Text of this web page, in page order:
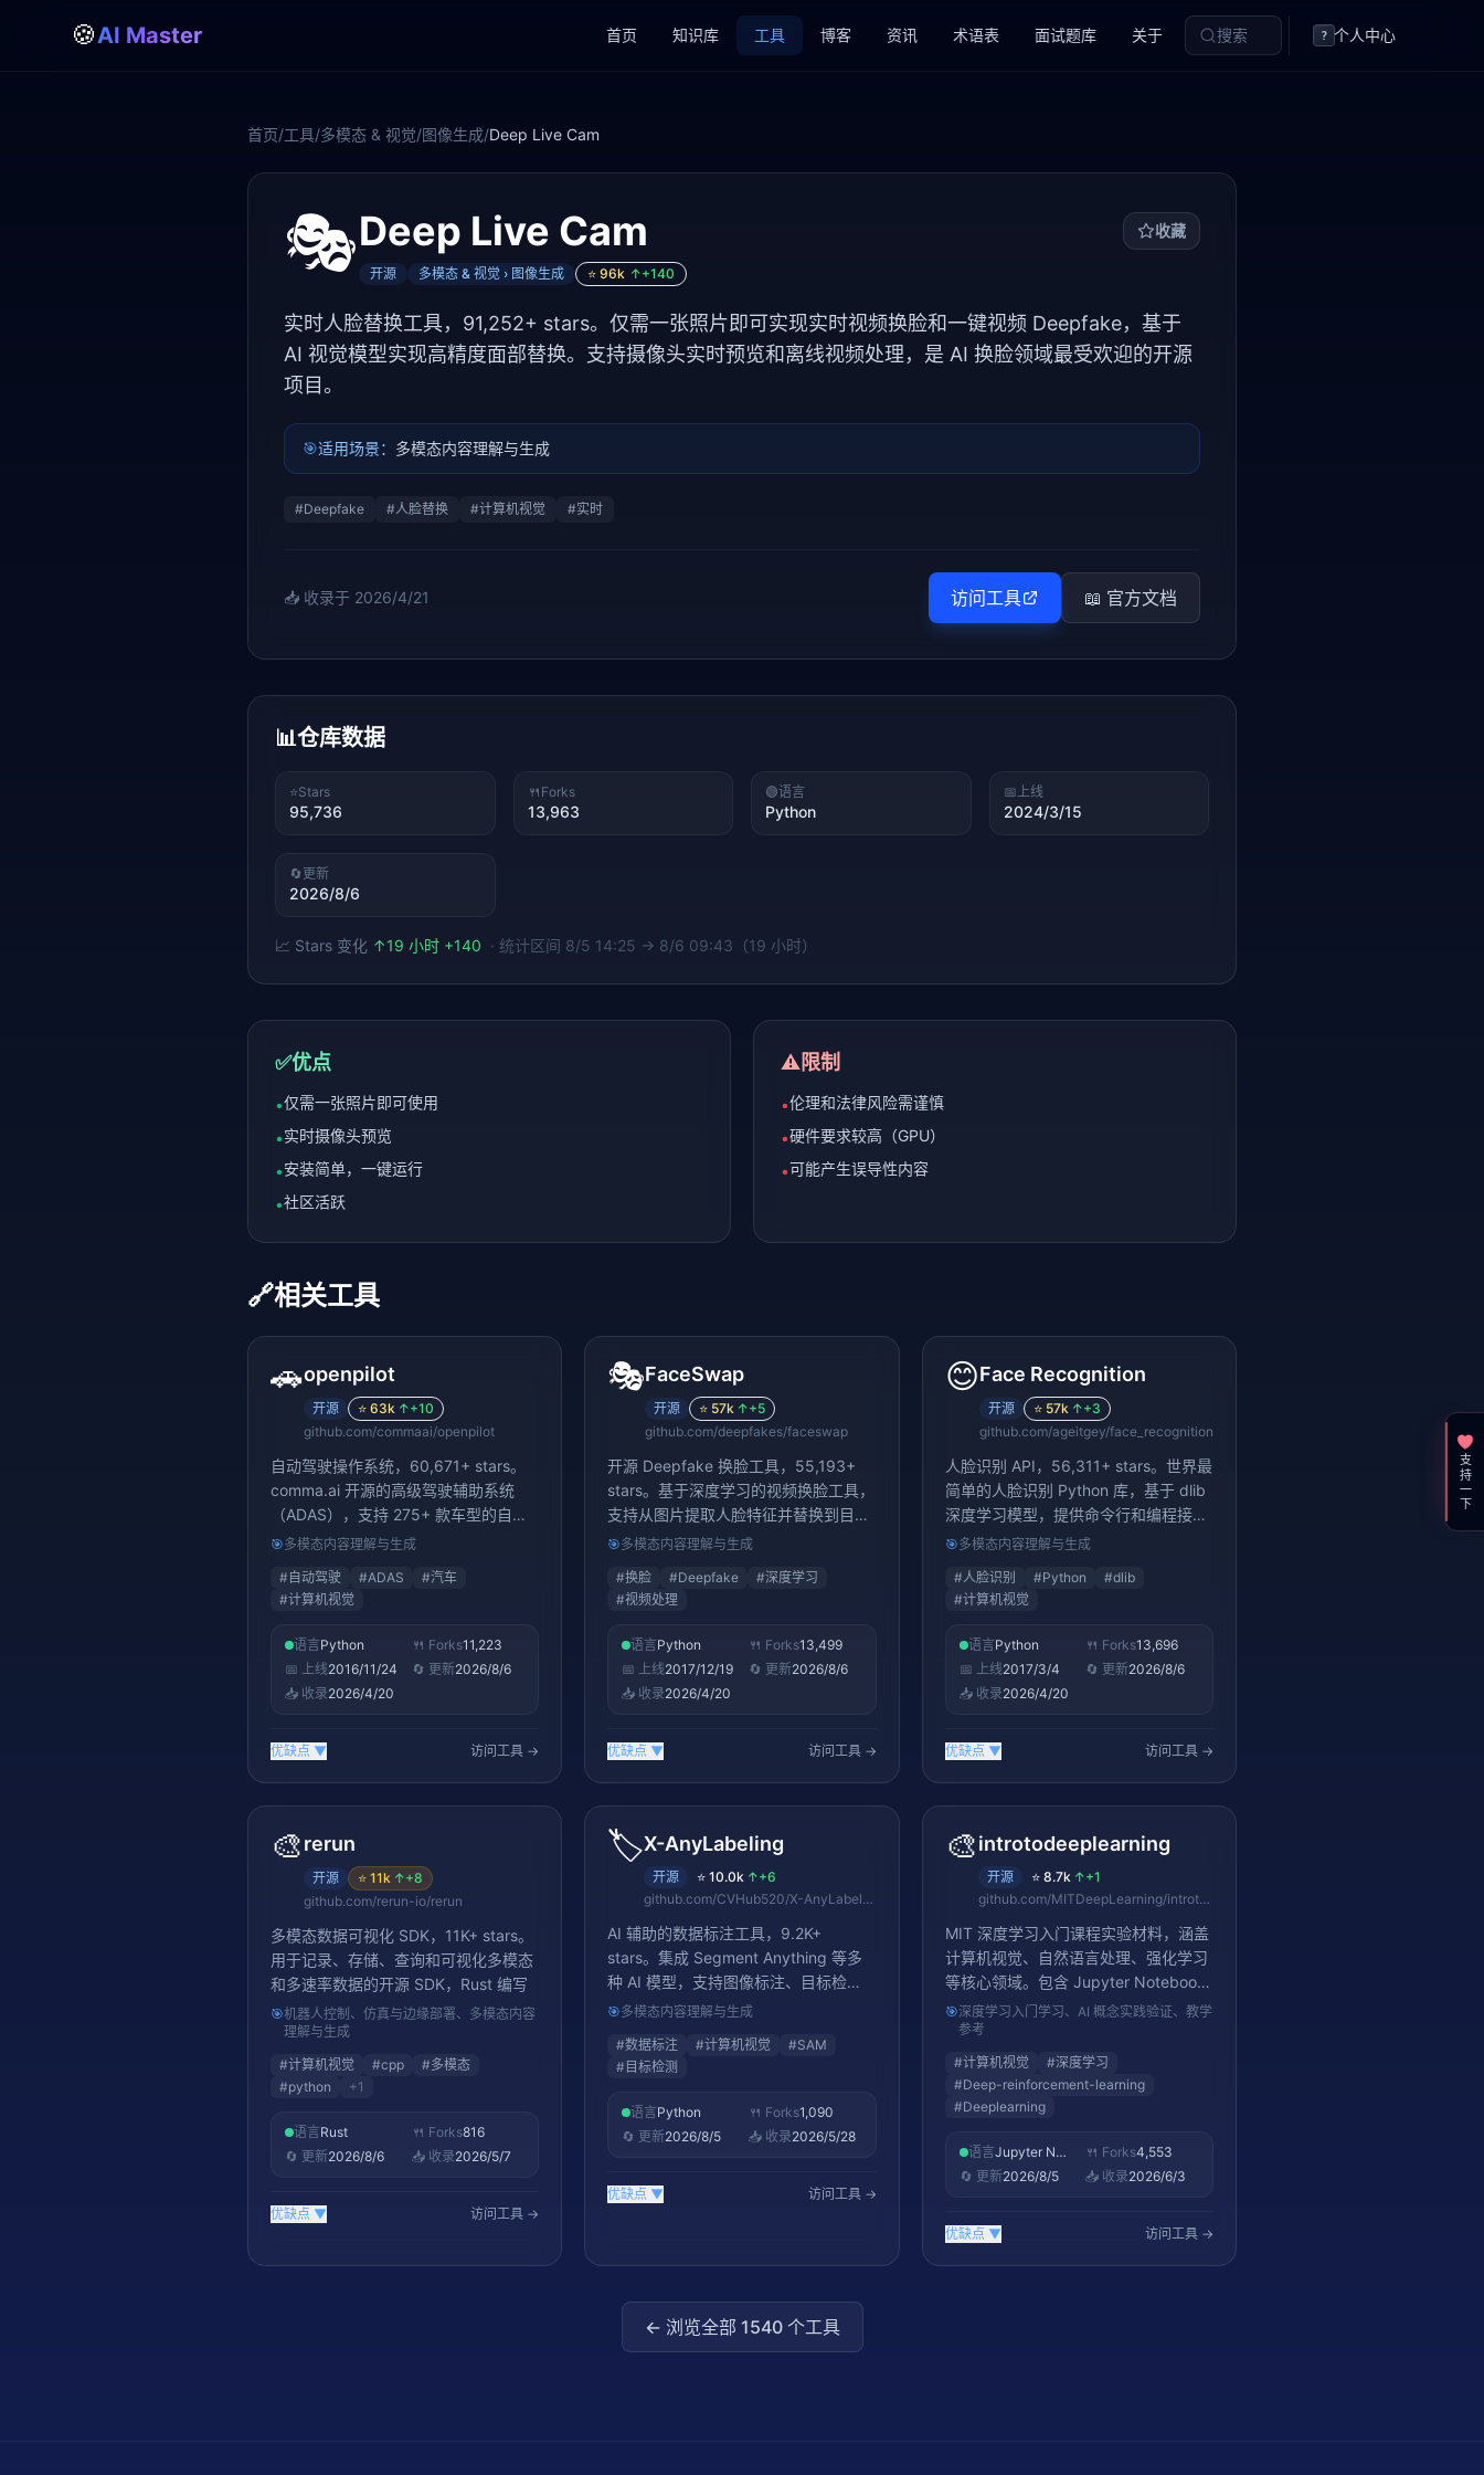
🍪AI Master 首页 知识库 工具 博客 资讯 术语表 面试题库 关于 搜索 ? 个人中心
首页/工具/多模态 & 视觉/图像生成/Deep Live Cam
🎭Deep Live Cam 收藏
开源 多模态 & 视觉 › 图像生成 ⭐ 96k ↑+140
实时人脸替换工具，91,252+ stars。仅需一张照片即可实现实时视频换脸和一键视频 Deepfake，基于
AI 视觉模型实现高精度面部替换。支持摄像头实时预览和离线视频处理，是 AI 换脸领域最受欢迎的开源
项目。
🎯适用场景： 多模态内容理解与生成
#Deepfake #人脸替换 #计算机视觉 #实时
📥 收录于 2026/4/21 访问工具 📖 官方文档
📊仓库数据
⭐Stars
95,736
🍴 Forks
13,963
🟢语言
Python
📅上线
2024/3/15
🔄更新
2026/8/6
📈 Stars 变化 ↑19 小时 +140 · 统计区间 8/5 14:25 → 8/6 09:43（19 小时）
✅优点
•仅需一张照片即可使用
•实时摄像头预览
•安装简单，一键运行
•社区活跃
⚠️限制
•伦理和法律风险需谨慎
•硬件要求较高（GPU）
•可能产生误导性内容
🔗相关工具
🚗openpilot
开源 ⭐ 63k ↑+10
github.com/commaai/openpilot
自动驾驶操作系统，60,671+ stars。
comma.ai 开源的高级驾驶辅助系统
（ADAS），支持 275+ 款车型的自适
应巡航、车道保持等自动驾驶辅助功能
🎯多模态内容理解与生成
# 自动驾驶 #ADAS #汽车
#计算机视觉
语言Python 🍴 Forks11,223
📅 上线2016/11/24 🔄 更新2026/8/6
📥 收录2026/4/20
优缺点 ▼ 访问工具 →
🎭FaceSwap
开源 ⭐ 57k ↑+5
github.com/deepfakes/faceswap
开源 Deepfake 换脸工具，55,193+
stars。基于深度学习的视频换脸工具，
支持从图片提取人脸特征并替换到目标
视频中，提供训练和推理完整流程
🎯多模态内容理解与生成
#换脸 #Deepfake #深度学习
#视频处理
语言Python 🍴 Forks13,499
📅 上线2017/12/19 🔄 更新2026/8/6
📥 收录2026/4/20
优缺点 ▼ 访问工具 →
😊Face Recognition
开源 ⭐ 57k ↑+3
github.com/ageitgey/face_recognition
人脸识别 API，56,311+ stars。世界最
简单的人脸识别 Python 库，基于 dlib
深度学习模型，提供命令行和编程接
口，支持人脸识别、比对、定位等功能
🎯多模态内容理解与生成
#人脸识别 #Python #dlib
#计算机视觉
语言Python 🍴 Forks13,696
📅 上线2017/3/4 🔄 更新2026/8/6
📥 收录2026/4/20
优缺点 ▼ 访问工具 →
🎨rerun
开源 ⭐ 11k ↑+8
github.com/rerun-io/rerun
多模态数据可视化 SDK，11K+ stars。
用于记录、存储、查询和可视化多模态
和多速率数据的开源 SDK，Rust 编写
🎯机器人控制、仿真与边缘部署、多模态内容
理解与生成
#计算机视觉 #cpp #多模态
#python +1
语言Rust 🍴 Forks816
🔄 更新2026/8/6 📥 收录2026/5/7
优缺点 ▼ 访问工具 →
🏷️X-AnyLabeling
开源 ⭐10.0k ↑+6
github.com/CVHub520/X-AnyLabeling
AI 辅助的数据标注工具，9.2K+
stars。集成 Segment Anything 等多
种 AI 模型，支持图像标注、目标检
测、实例分割、姿态估计等多种标注任
🎯多模态内容理解与生成
#数据标注 #计算机视觉 #SAM
# 目标检测
语言Python 🍴 Forks1,090
🔄 更新2026/8/5 📥 收录2026/5/28
优缺点 ▼ 访问工具 →
🎨introtodeeplearning
开源 ⭐ 8.7k ↑+1
github.com/MITDeepLearning/introtodeeplearning
MIT 深度学习入门课程实验材料，涵盖
计算机视觉、自然语言处理、强化学习
等核心领域。包含 Jupyter Notebook
实验代码和教学视频，是学习深度学习
实践的优质资源。8.6K+ stars。
🎯深度学习入门学习、AI 概念实践验证、教学
参考
#计算机视觉 #深度学习
#Deep-reinforcement-learning
#Deeplearning
语言 Jupyter Notebook 🍴 Forks4,553
🔄 更新2026/8/5 📥 收录2026/6/3
优缺点 ▼ 访问工具 →
← 浏览全部 1540个工具
支持一下